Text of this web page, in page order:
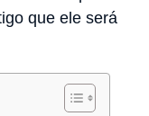
que ele será